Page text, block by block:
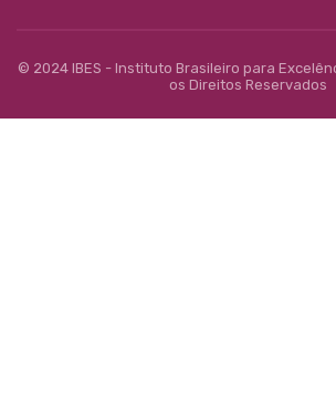
© 2024 IBES - Instituto Brasileiro para
os Direitos Reservados